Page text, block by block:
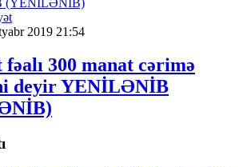
2019 21:54
300 manat cərimə
deyir YENİLƏNİB